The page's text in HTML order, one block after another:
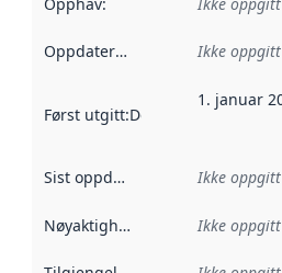
Oppdateringsfrekvens :
Ikke oppgitt
Først utgitt:Denne datoen sier
1. januar
Sist oppdatert Ikke oppgitt
Nøyaktighet Ikke oppgitt